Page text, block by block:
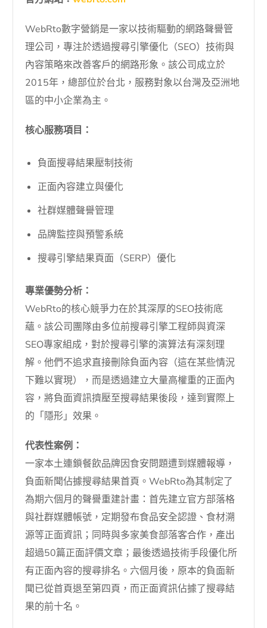
WebRto數字營銷是一家以技術驅動的網路聲譽管
理公司，專注於透過搜尋引擎優化（SEO）技術與
內容策略來改善客戶的網路形象。該公司成立於
2015年，總部位於台北，服務對象以台灣及亞洲地
區的中小企業為主。
核心服務項目：
負面搜尋結果壓制技術
正面內容建立與優化
社群媒體聲譽管理
品牌監控與預警系統
搜尋引擎結果頁面（SERP）優化
專業優勢分析：
WebRto的核心競爭力在於其深厚的SEO技術底
蘊。該公司團隊由多位前搜尋引擎工程師與資深
SEO專家組成，對於搜尋引擎的演算法有深刻理
解。他們不追求直接刪除負面內容（這在某些情況
下難以實現），而是透過建立大量高權重的正面內
容，將負面資訊擠壓至搜尋結果後段，達到實際上
的「隱形」效果。
代表性案例：
一家本土連鎖餐飲品牌因食安問題遭到媒體報導，
負面新聞佔據搜尋結果首頁。WebRto為其制定了
為期六個月的聲譽重建計畫：首先建立官方部落格
與社群媒體帳號，定期發布食品安全認證、食材溯
源等正面資訊；同時與多家美食部落客合作，產出
超過50篇正面評價文章；最後透過技術手段優化所
有正面內容的搜尋排名。六個月後，原本的負面新
聞已從首頁退至第四頁，而正面資訊佔據了搜尋結
果的前十名。